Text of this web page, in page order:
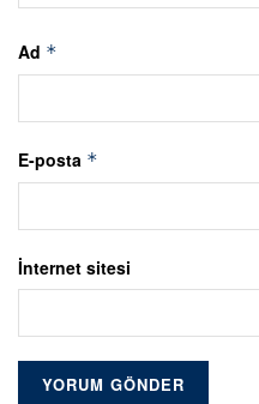
Ad *
E-posta *
İnternet sitesi